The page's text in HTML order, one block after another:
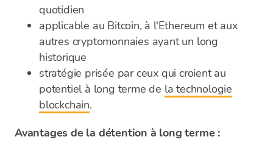
quotidien
applicable au Bitcoin, à l'Ethereum et aux
autres cryptomonnaies ayant un long
historique
stratégie prisée par ceux qui croient au
potentiel à long terme de la technologie
blockchain.
Avantages de la détention à long terme :